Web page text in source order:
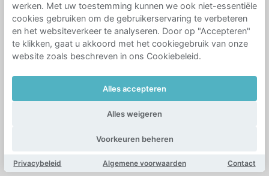
werken. Met uw toestemming kunnen we ook niet-essentiële
cookies gebruiken om de gebruikerservaring te verbeteren
en het websiteverkeer te analyseren. Door op "Accepteren"
te klikken, gaat u akkoord met het cookiegebruik van onze
website zoals beschreven in ons Cookiebeleid.
Alles accepteren
Alles weigeren
Voorkeuren beheren
Privacybeleid Algemene voorwaarden Contact